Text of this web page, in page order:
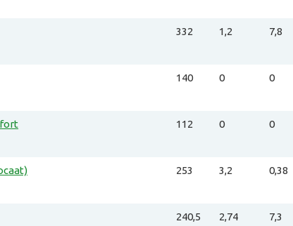
332 1,2 7,8
140 0 0
112 0 0
253 3,2 0,38
240,5 2,74 7,3